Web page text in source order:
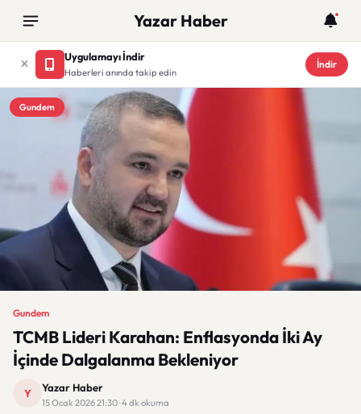
Yazar Haber
Uygulamayı İndir
Haberleri anında takip edin
İndir
Gundem
Gundem
TCMB Lideri Karahan: Enflasyonda İki Ay
İçinde Dalgalanma Bekleniyor
Y Yazar Haber
15 Ocak 2026 21:30 · 4 dk okuma